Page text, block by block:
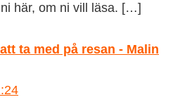
här, om ni vill läsa. […]
ta med på resan - Malin